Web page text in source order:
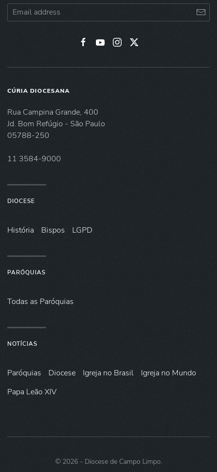
CÚRIA DIOCESANA
Rua Campina Grande, 400
Jd. Bom Refúgio - São Paulo
05788-250
11 3584-9000
DIOCESE
História Bispos LGPD
PARÓQUIAS
Todas as Paróquias
NOTÍCIAS
Paróquias Diocese Igreja no Brasil
Igreja no Mundo
Papa Leão XIV
© 2026- Diocese de Campo Limpo.